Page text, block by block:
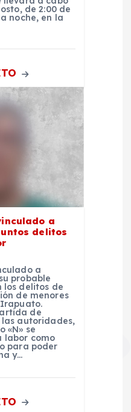
de 2:00 de
noche, en la
a
delitos
a
probable
los delitos de
de menores
de
autoridades,
«N» se
labor como
para poder
y…